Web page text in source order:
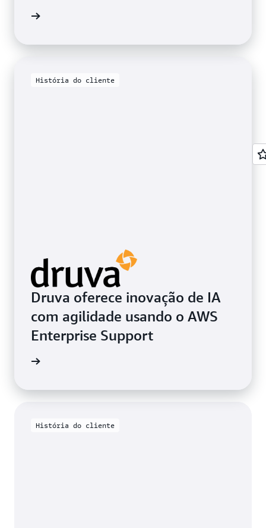
História do cliente
Druva oferece inovação de IA
com agilidade usando o AWS
Enterprise Support
História do cliente